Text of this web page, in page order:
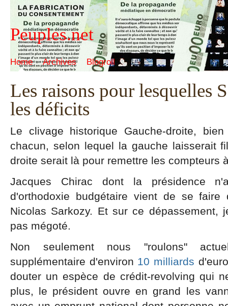
Peuples.net
Home Archives Blogroll
Les raisons pour lesquelles
les déficits
Le clivage historique Gauche-droite,
chacun, selon lequel la gauche laisserait
droite serait là pour remettre les compteurs
Jacques Chirac dont la présidence
d'orthodoxie budgétaire vient de se
Nicolas Sarkozy. Et sur ce dépassement,
pas mégoté.
Non seulement nous "roulons"
supplémentaire d'environ 10 milliards
douter un espèce de crédit-revolving qui
plus, le président ouvre en grand les